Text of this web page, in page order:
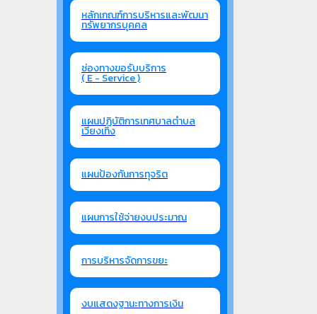
หลักเกณฑ์การบริหารและพัฒนา
ทรัพยากรบุคคล
ช่องทางขอรับบริการ
( E - Service )
แผนปฏิบัติการเทศบาลตำบล
เวียงเทิง
แผนป้องกันการทุจริต
แผนการใช้จ่ายงบประมาณ
การบริหารจัดการขยะ
งบแสดงฐานะทางการเงิน